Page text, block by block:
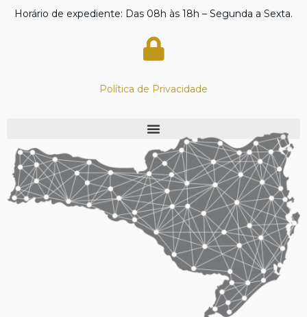
Horário de expediente: Das 08h às 18h – Segunda a Sexta.
Política de Privacidade